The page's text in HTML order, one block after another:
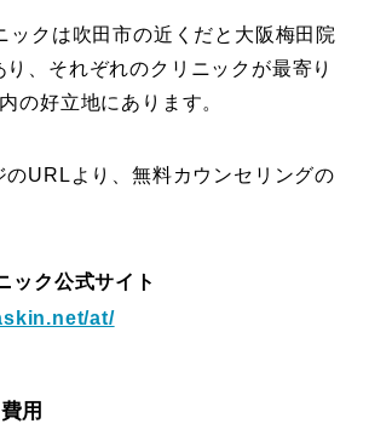
ックは吹田市の近くだと大阪梅田院
り、それぞれのクリニックが最寄り
の好立地にあります。
のURLより、無料カウンセリングの
ック公式サイト
at/
用